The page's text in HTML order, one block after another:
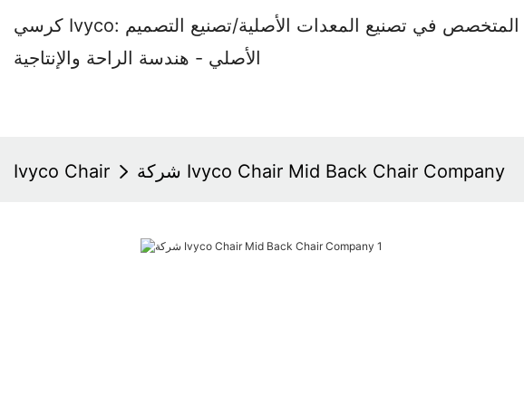
كرسي Ivyco: مصنع كراسي المكاتب المتخصص في تصنيع المعدات الأصلية/تصنيع التصميم
الأصلي - هندسة الراحة والإنتاجية
Ivyco Chair شركة Ivyco Chair Mid Back Chair Company